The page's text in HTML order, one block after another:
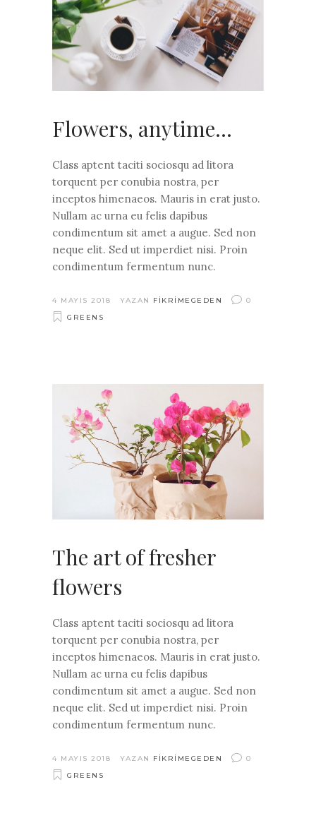
Flowers, anytime…
Class aptent taciti sociosqu ad litora
torquent per conubia nostra, per
inceptos himenaeos. Mauris in erat justo.
Nullam ac urna eu felis dapibus
condimentum sit amet a augue. Sed non
neque elit. Sed ut imperdiet nisi. Proin
condimentum fermentum nunc.
4 MAYIS 2018 YAZAN FIKRIMEGEDEN
0
GREENS
The art of fresher
flowers
Class aptent taciti sociosqu ad litora
torquent per conubia nostra, per
inceptos himenaeos. Mauris in erat justo.
Nullam ac urna eu felis dapibus
condimentum sit amet a augue. Sed non
neque elit. Sed ut imperdiet nisi. Proin
condimentum fermentum nunc.
4 MAYIS 2018 YAZAN FIKRIMEGEDEN
0
GREENS